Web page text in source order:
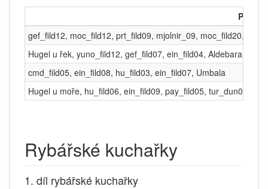
Posedy
gef_fild12, moc_fild12, prt_fild09, mjolnir_09, moc_fild20,
Hugel u řek, yuno_fild12, gef_fild07, ein_fild04, Aldebaran
cmd_fild05, ein_fild08, hu_fild03, ein_fild07, Umbala
Hugel u moře, hu_fild06, ein_fild09, pay_fild05, tur_dun01,
Rybářské kuchařky
1. díl rybářské kuchařky